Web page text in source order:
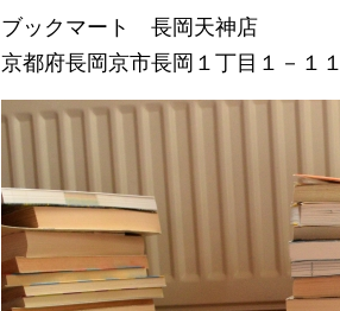
ブックマート 長岡天神店
京都府長岡京市長岡１丁目１－１１